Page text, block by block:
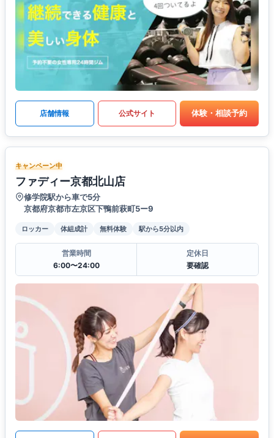
店舗情報 公式サイト 体験・相談予約
キャンペーン中
ファディー京都北山店
修学院駅から車で5分
京都府京都市左京区下鴨前萩町5ー9
ロッカー 体組成計 無料体験 駅から5分以内
営業時間
6:00〜24:00
定休日
要確認